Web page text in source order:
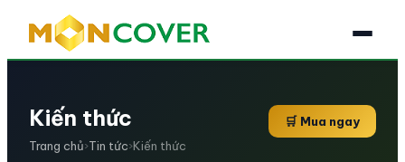
Kiến thức
Trang chủ›Tin tức›Kiến thức
🛒 Mua ngay